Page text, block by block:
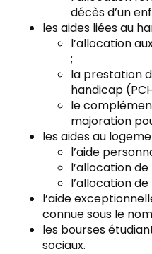
décès d’un
les aides liées au
l’allocation
;
la prestation
handicap
le
majoration
les aides au
l’aide
l’allocation
l’allocation
l’aide
connue sous le
les bourses
sociaux.